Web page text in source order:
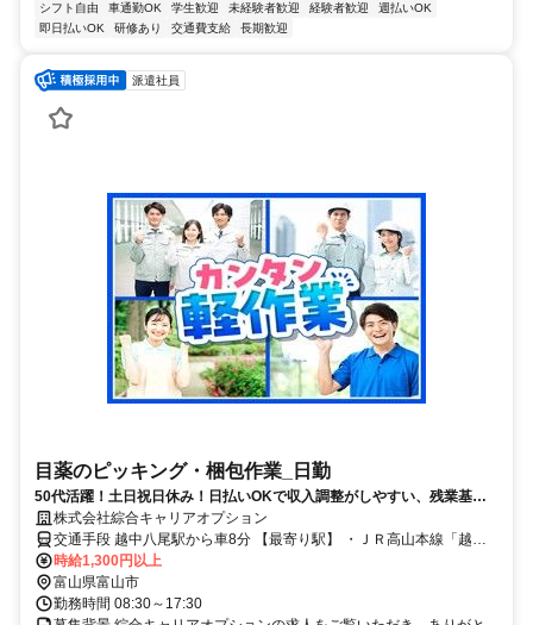
シフト自由
車通勤OK 学生歓迎 未経験者歓迎 経験者歓迎
週払いOK
即日払いOK
研修あり 交通費支給 長期歓迎
派遣社員
目薬のピッキング・梱包作業_日勤
50代活躍！土日祝日休み！日払いOKで収入調整がしやすい、残業基本
ナシの日勤中心で生活と両立しやすい
株式会社綜合キャリアオプション
交通手段 越中八尾駅から車8分 【最寄り駅】 ・ＪＲ高山本線「越中
八尾駅」
時給1,300円以上
富山県富山市
勤務時間 08:30～17:30